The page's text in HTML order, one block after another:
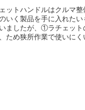
ットハンドルはクルマ整
いく製品を手に入れた
ましたが、①ラチェッ
ため狭所作業で使いに